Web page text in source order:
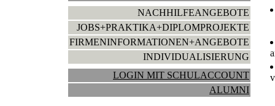
NACHHILFEANGEBOTE
JOBS+PRAKTIKA+DIPLOMPROJEKTE
FIRMENINFORMATIONEN+ANGEBOTE
INDIVIDUALISIERUNG
LOGIN MIT SCHULACCOUNT
ALUMNI